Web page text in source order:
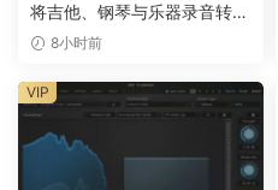
– Formant Adjustment: In
vocal characteristics.
– Vibrato & Reverb: Add
smooth out your tuned
将吉他、钢琴与乐器录音转换
为可编辑 MIDI
8小时前
VIP